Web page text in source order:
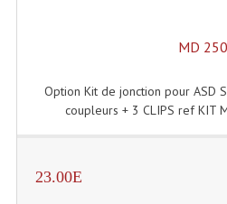
Compresseurs ,
Enceintes Et
MD 250
Option Kit de jonction pour ASD
coupleurs + 3 CLIPS ref KIT
23.00E